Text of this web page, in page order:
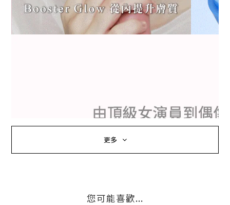
更多
您可能喜歡...